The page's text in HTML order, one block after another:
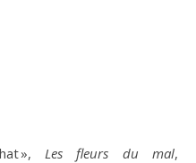
»,Les fleurs du mal,